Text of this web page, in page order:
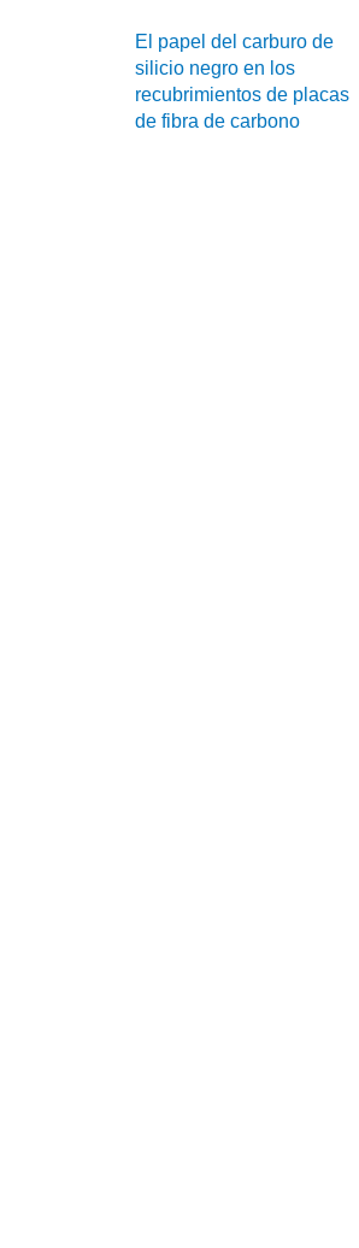
El papel del carburo de
silicio negro en los
recubrimientos de placas
de fibra de carbono